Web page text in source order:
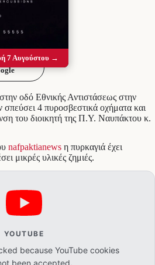
Voice ως
οδό Εθνικής Αντιστάσεως στην
4 πυροσβεστικά οχήματα και
του διοικητή της Π.Υ. Ναυπάκτου κ.
nafpaktianews η πυρκαγιά έχει
μικρές υλικές ζημιές.
YOUTUBE
because YouTube cookies
been accepted.
7 Αυγούστου →